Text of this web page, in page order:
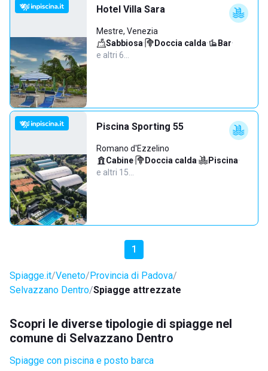
Hotel Villa Sara
Mestre, Venezia
Sabbiosa· Doccia calda· Bar·
e altri 6…
Piscina Sporting 55
Romano d'Ezzelino
Cabine· Doccia calda· Piscina·
e altri 15…
1
Spiagge.it Veneto Provincia di Padova
Selvazzano Dentro Spiagge attrezzate
Scopri le diverse tipologie di spiagge nel
comune di Selvazzano Dentro
Spiagge con piscina e posto barca